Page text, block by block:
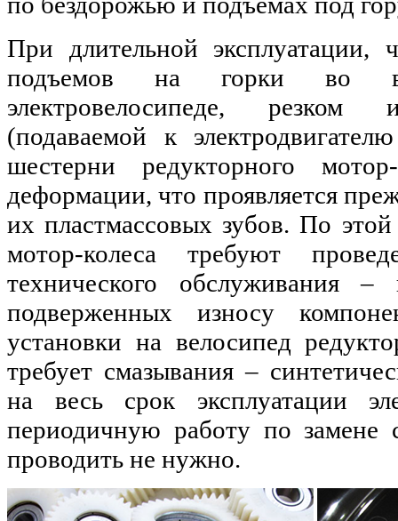
При длительной эксплуатации,
подъемов на горки во
электровелосипеде, резком
(подаваемой к
шестерни редукторного
деформации, что проявляется
их пластмассовых зубов. По
мотор-колеса требуют
технического обслуживания
подверженных износу
установки на велосипед
требует cмазывания –
на весь срок эксплуатации
периодичную работу по замене
проводить не нужно.